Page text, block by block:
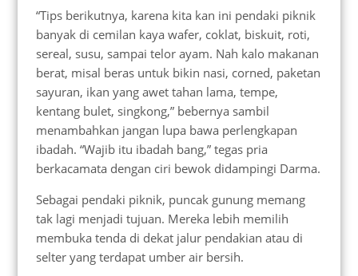
“Tips berikutnya, karena kita kan ini pendaki piknik
banyak di cemilan kaya wafer, coklat, biskuit, roti,
sereal, susu, sampai telor ayam. Nah kalo makanan
berat, misal beras untuk bikin nasi, corned, paketan
sayuran, ikan yang awet tahan lama, tempe,
kentang bulet, singkong,” bebernya sambil
menambahkan jangan lupa bawa perlengkapan
ibadah. “Wajib itu ibadah bang,” tegas pria
berkacamata dengan ciri bewok didampingi Darma.
Sebagai pendaki piknik, puncak gunung memang
tak lagi menjadi tujuan. Mereka lebih memilih
membuka tenda di dekat jalur pendakian atau di
selter yang terdapat umber air bersih.